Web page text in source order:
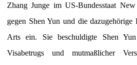
Zhang Junge im US-Bundesstaat
gegen Shen Yun und die
Arts ein. Sie beschuldigte Shen
Visabetrugs und mutmaßlicher